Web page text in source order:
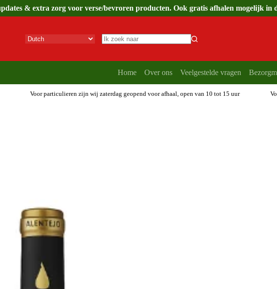
& extra zorg voor verse/bevroren producten. Ook gratis afhalen mogelijk in
Home Over ons Veelgestelde vragen
Voor particulieren zijn wij zaterdag geopend voor afhaal, open van 10 tot 15 uur